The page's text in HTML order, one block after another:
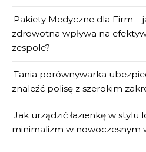
Pakiety Medyczne dla Firm –
zdrowotna wpływa na
zespole?
Tania porównywarka
znaleźć polisę z szerokim
Jak urządzić łazienkę w stylu
minimalizm w nowoczesnym